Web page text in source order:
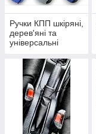
Ручки КПП шкіряні,
дерев'яні та
універсальні